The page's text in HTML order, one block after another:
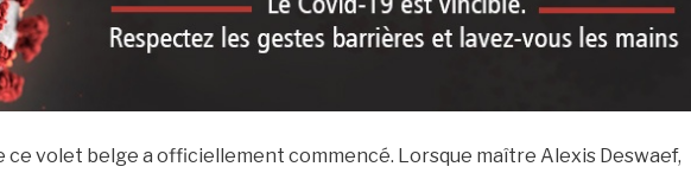
ce volet belge a officiellement commencé. Lorsque maître Alexis Deswaef,